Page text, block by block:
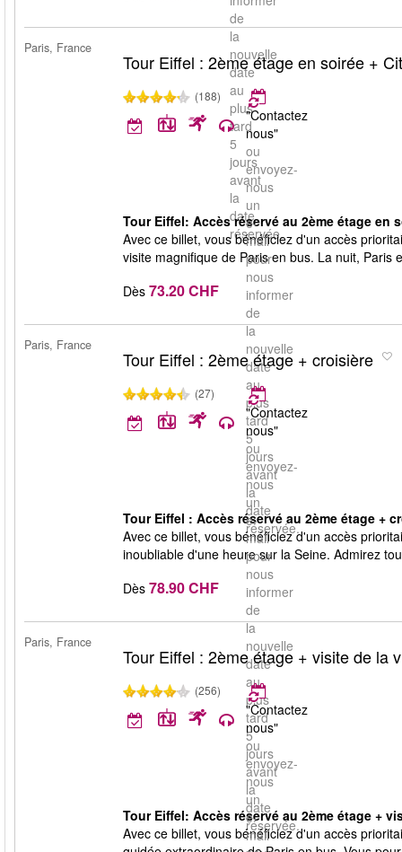
de
la
nouvelle
date
au
plus
tard
5
jours
avant
la
date
réservée.
Paris, France
Tour Eiffel : 2ème étage en soirée +
(188)
"Contactez
nous"
ou
envoyez-
nous
un
e-
mail
pour
nous
informer
de
la
nouvelle
date
au
plus
tard
5
jours
avant
la
date
réservée.
Tour Eiffel: Accès réservé au 2ème étage en
Avec ce billet, vous bénéficiez d'un accès
visite magnifique de Paris en bus. La nuit, Paris
Dès 73.20 CHF
Paris, France
Tour Eiffel : 2ème étage + croisière
(27)
"Contactez
nous"
ou
envoyez-
nous
un
e-
mail
pour
nous
informer
de
la
nouvelle
date
au
plus
tard
5
jours
avant
la
date
réservée.
Tour Eiffel : Accès réservé au 2ème étage +
Avec ce billet, vous bénéficiez d'un accès
inoubliable d'une heure sur la Seine. Admirez
Dès 78.90 CHF
Paris, France
Tour Eiffel : 2ème étage + visite de la
(256)
"Contactez
nous"
ou
envoyez-
nous
un
e-
mail
Tour Eiffel: Accès réservé au 2ème étage +
Avec ce billet, vous bénéficiez d'un accès